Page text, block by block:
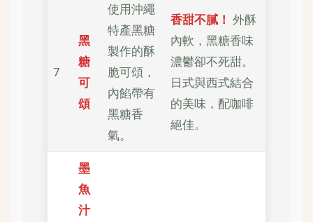
7
黑
糖
可
頌
使用沖繩
特產黑糖
製作的酥
脆可頌，
內餡帶有
黑糖香
氣。
香甜不膩！ 外酥
內軟，黑糖香味
濃鬱卻不死甜。
日式與西式結合
的美味，配咖啡
絕佳。
墨
魚
汁